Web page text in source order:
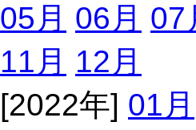
05月 06月 07
11月 12月
[2022年] 01月